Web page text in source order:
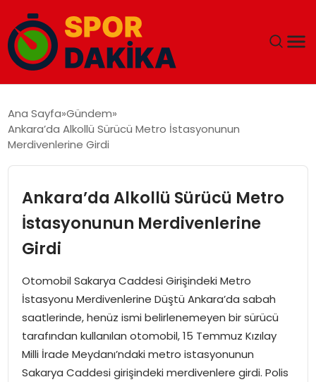
GÜNDEM
EĞITIM
EKONOMI
MAGAZIN
SAĞLIK
SIYASET
Ana Sayfa Gündem
Ankara’da Alkollü Sürücü Metro İstasyonunun
Merdivenlerine Girdi
Ankara’da Alkollü Sürücü Metro
İstasyonunun Merdivenlerine
Girdi
Otomobil Sakarya Caddesi Girişindeki Metro
İstasyonu Merdivenlerine Düştü Ankara’da sabah
saatlerinde, henüz ismi belirlenemeyen bir sürücü
tarafından kullanılan otomobil, 15 Temmuz Kızılay
Milli İrade Meydanı’ndaki metro istasyonunun
Sakarya Caddesi girişindeki merdivenlere girdi. Polis